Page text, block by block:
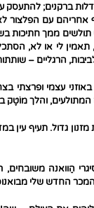
ברקנים; להתעסק
עם הפלצור
ממך חתיכות
לי או לא,
הרגליים –
עצמי ופרצתי
והלך מוֹטֶק
גדול. תעיף
הַוואנה משובחים,
החדש שלי